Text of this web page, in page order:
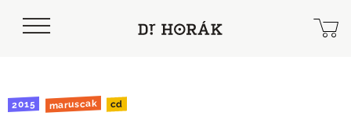
2015 maruscak cd